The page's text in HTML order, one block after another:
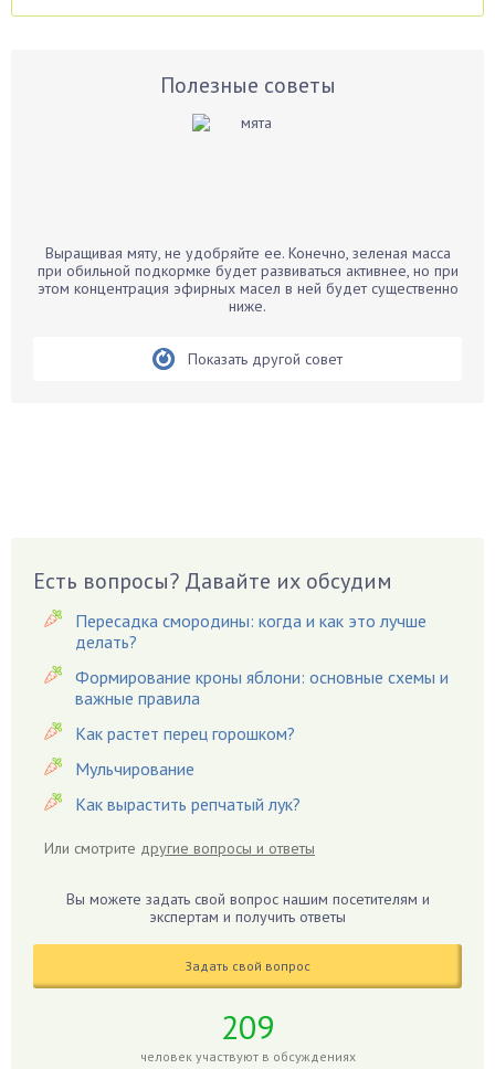
Аспарагус
Бархатцы
Бегония
Вешенки
Виноград
Вредители
Гардения
Гацания
Гвоздики
Георгины
Гиацинт
Гладиолусы
Полезные советы
Выращивая мяту, не удобряйте ее. Конечно, зеленая масса
при обильной подкормке будет развиваться активнее, но при
этом концентрация эфирных масел в ней будет существенно
ниже.
Показать другой совет
Есть вопросы? Давайте их обсудим
Пересадка смородины: когда и как это лучше
делать?
Формирование кроны яблони: основные схемы и
важные правила
Как растет перец горошком?
Мульчирование
Как вырастить репчатый лук?
Или смотрите другие вопросы и ответы
Вы можете задать свой вопрос нашим посетителям и
экспертам и получить ответы
Задать свой вопрос
209
человек участвуют в обсуждениях